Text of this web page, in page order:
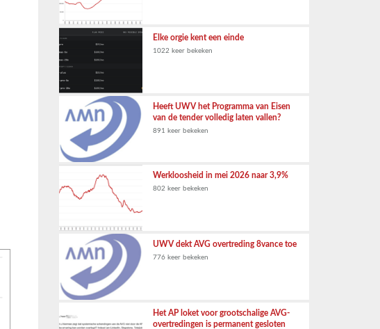
Elke orgie kent een einde
1022 keer bekeken
Heeft UWV het Programma van Eisen
van de tender volledig laten vallen?
891 keer bekeken
Werkloosheid in mei 2026 naar 3,9%
802 keer bekeken
UWV dekt AVG overtreding 8vance toe
776 keer bekeken
Het AP loket voor grootschalige AVG-
overtredingen is permanent gesloten